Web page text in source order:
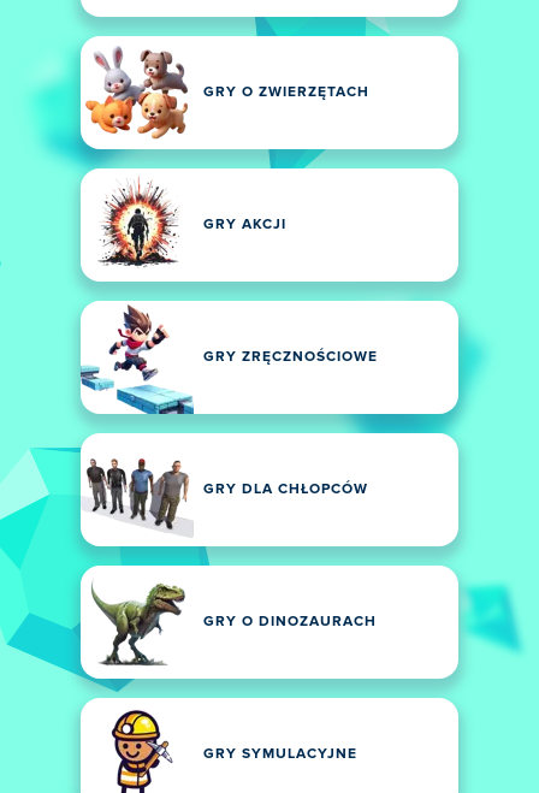
GRY O ZWIERZĘTACH
GRY AKCJI
GRY ZRĘCZNOŚCIOWE
GRY DLA CHŁOPCÓW
GRY O DINOZAURACH
GRY SYMULACYJNE